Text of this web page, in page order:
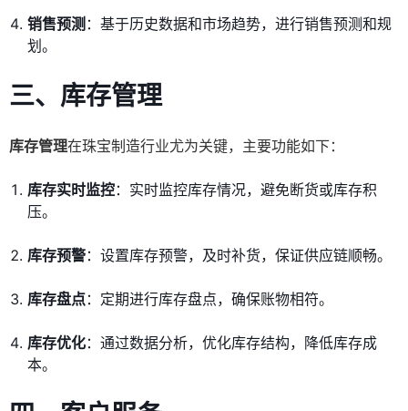
销售预测 ：基于历史数据和市场趋势，进行销售预测和规
划。
三、库存管理
库存管理在珠宝制造行业尤为关键，主要功能如下：
库存实时监控：实时监控库存情况，避免断货或库存积
压。
库存预警：设置库存预警，及时补货，保证供应链顺畅。
库存盘点：定期进行库存盘点，确保账物相符。
库存优化：通过数据分析，优化库存结构，降低库存成
本。